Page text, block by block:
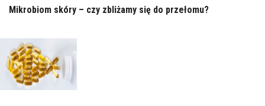
Mikrobiom skóry – czy zbliżamy się do przełomu?